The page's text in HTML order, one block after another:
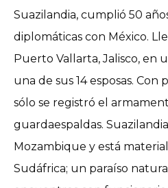
Suazilandia, cumplió 50
diplomáticas con México.
Puerto Vallarta, Jalisco, en
una de sus 14 esposas.
sólo se registró el
guardaespaldas.
Mozambique y está
Sudáfrica; un paraíso